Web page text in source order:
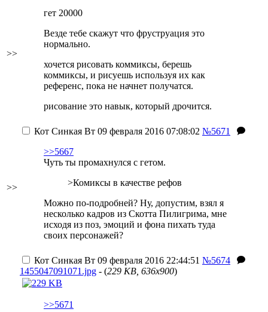
>>
гет 20000
Везде тебе скажут что фруструация это
нормально.
хочется рисовать коммиксы, берешь
коммиксы, и рисуешь используя их как
референс, пока не начнет получатся.
рисование это навык, который дрочится.
>>
Кот Синкая Вт 09 февраля 2016 07:08:02 №5671
>>5667
Чуть ты промахнулся с гетом.
>Комиксы в качестве рефов
Можно по-подробней? Ну, допустим, взял я
несколько кадров из Скотта Пилигрима, мне
исходя из поз, эмоций и фона пихать туда
своих персонажей?
Кот Синкая Вт 09 февраля 2016 22:44:51 №5674
1455047091071.jpg - (229 KB, 636x900)
>>5671